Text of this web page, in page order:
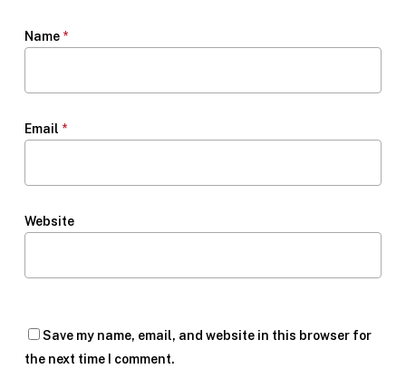
Name *
Email *
Website
Save my name, email, and website in this browser for
the next time I comment.